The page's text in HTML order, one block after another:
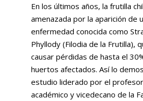
En los últimos años, la frutilla
amenazada por la aparición de
enfermedad conocida como
Phyllody (Filodia de la Frutilla),
causar pérdidas de hasta el
huertos afectados. Así lo
estudio liderado por el
académico y vicedecano de la